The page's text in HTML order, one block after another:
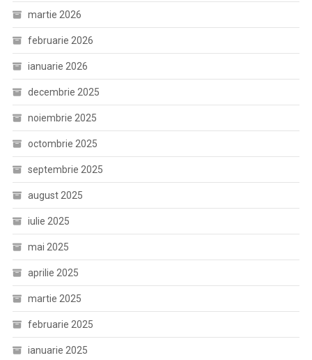
martie 2026
februarie 2026
ianuarie 2026
decembrie 2025
noiembrie 2025
octombrie 2025
septembrie 2025
august 2025
iulie 2025
mai 2025
aprilie 2025
martie 2025
februarie 2025
ianuarie 2025